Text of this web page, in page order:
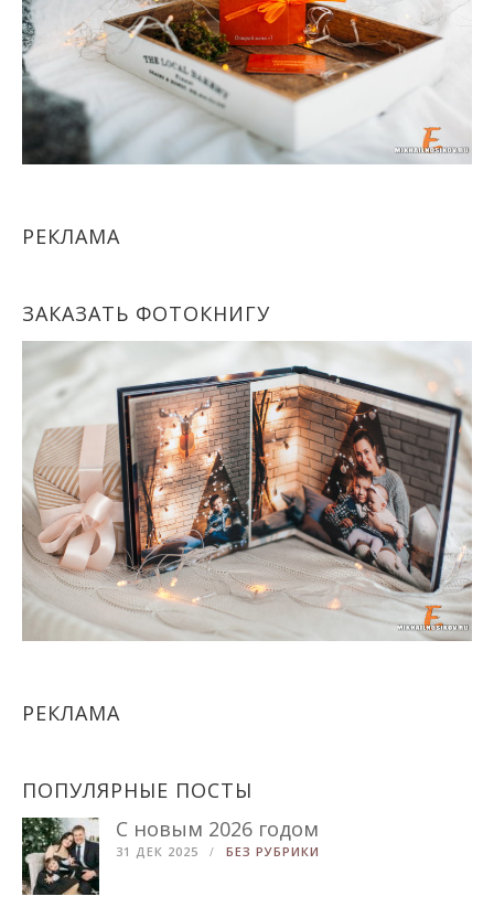
РЕКЛАМА
ЗАКАЗАТЬ ФОТОКНИГУ
РЕКЛАМА
ПОПУЛЯРНЫЕ ПОСТЫ
С новым 2026 годом
31 ДЕК 2025 БЕЗ РУБРИКИ